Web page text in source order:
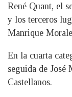
René Quant, el
y los terceros
Manrique
En la cuarta
seguida de
Castellanos.